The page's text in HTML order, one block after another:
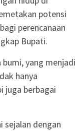
potensi
perencanaan
Bupati.
yang menjadi
hanya
juga berbagai
sejalan dengan